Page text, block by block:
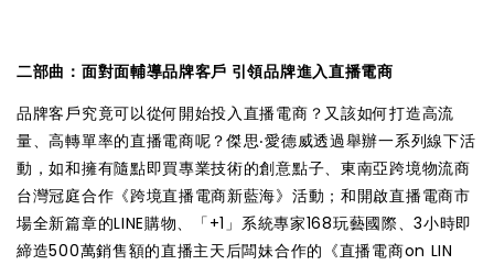
二部曲：面對面輔導品牌客戶 引領品牌進入直播電商
品牌客戶究竟可以從何開始投入直播電商？又該如何打造高流
量、高轉單率的直播電商呢？傑思‧愛德威透過舉辦一系列線下活
動，如和擁有隨點即買專業技術的創意點子、東南亞跨境物流商
台灣冠庭合作《跨境直播電商新藍海》活動；和開啟直播電商市
場全新篇章的LINE購物、「+1」系統專家168玩藝國際、3小時即
締造500萬銷售額的直播主天后闆妹合作的《直播電商on LIN